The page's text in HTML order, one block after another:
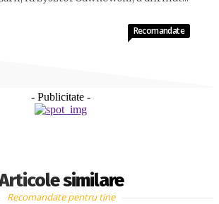
- Publicitate -
similare
Recomandate
Recomandate pentru tine